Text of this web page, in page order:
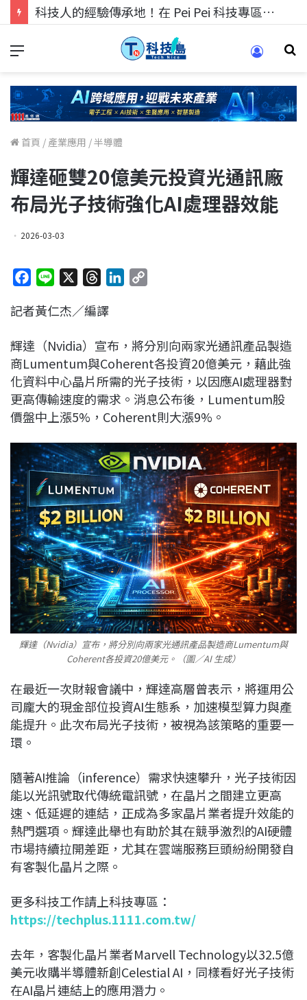
科技人的經驗傳承地！在 Pei Pei 科技專區，與學弟妹交流最硬核的技術
首頁 / 產業應用 /半導體
輝達砸雙20億美元投資光通訊廠
布局光子技術強化AI處理器效能
2026-03-03
c
b
o
o
k
n
r
a
d
s
e
d
I
n
L
i
n
k
記者黃仁杰／編譯
輝達 （Nvidia）宣布，將分別向兩家光通訊產品製造
商Lumentum與Coherent各投資20億美元，藉此強
化資料中心晶片所需的光子技術，以因應AI處理器對
更高傳輸速度的需求。消息公布後，Lumentum股
價盤中上漲5%，Coherent則大漲9%。
輝達（Nvidia）宣布，將分別向兩家光通訊產品製造商Lumentum與
Coherent各投資20億美元。（圖／AI 生成）
在最近一次財報會議中，輝達高層曾表示，將運用公
司龐大的現金部位投資AI生態系，加速模型算力與產
能提升。此次布局光子技術，被視為該策略的重要一
環。
隨著AI推論（inference）需求快速攀升，光子技術因
能以光訊號取代傳統電訊號，在晶片之間建立更高
速、低延遲的連結，正成為多家晶片業者提升效能的
熱門選項。輝達此舉也有助於其在競爭激烈的AI硬體
市場持續拉開差距，尤其在雲端服務巨頭紛紛開發自
有客製化晶片之際。
更多科技工作請上科技專區：
https://techplus.1111.com.tw/
去年，客製化晶片業者Marvell Technology以32.5億
美元收購半導體新創Celestial AI，同樣看好光子技術
在AI晶片連結上的應用潛力。